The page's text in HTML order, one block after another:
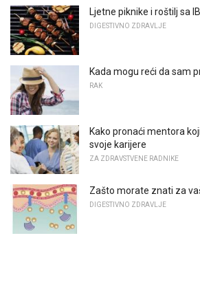
Ljetne piknike i roštilj sa
DIGESTIVNO ZDRAVLJE
Kada mogu reći da sam
RAK
Kako pronaći mentora
svoje karijere
ZA ZDRAVSTVENE RADNIKE
Zašto morate znati za
DIGESTIVNO ZDRAVLJE